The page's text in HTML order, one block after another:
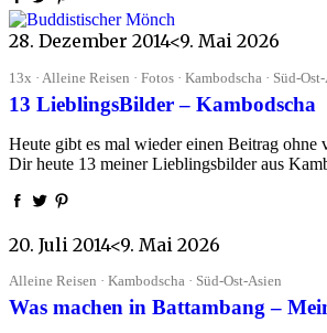
28. Dezember 2014<9. Mai 2026
13x · Alleine Reisen · Fotos · Kambodscha · Süd-
13 LieblingsBilder – Kambodscha
Heute gibt es mal wieder einen Beitrag ohne
Dir heute 13 meiner Lieblingsbilder aus
20. Juli 2014<9. Mai 2026
Alleine Reisen · Kambodscha · Süd-Ost-Asien
Was machen in Battambang –